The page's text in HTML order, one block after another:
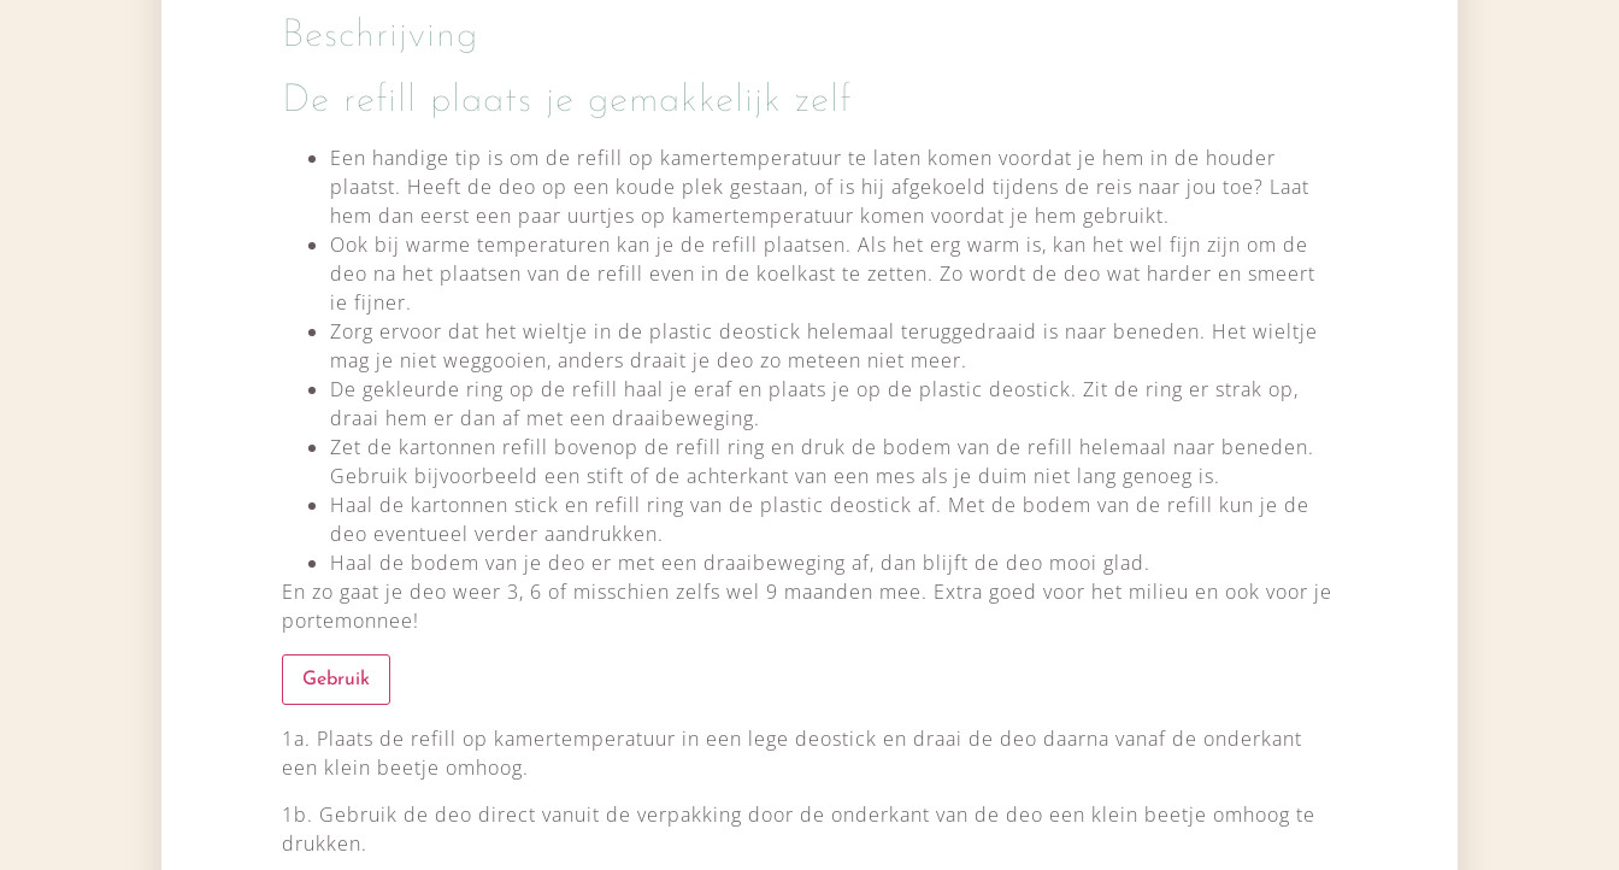
Beschrijving
De refill plaats je gemakkelijk zelf
Een handige tip is om de refill op kamertemperatuur te laten komen voordat je hem in de houder
plaatst. Heeft de deo op een koude plek gestaan, of is hij afgekoeld tijdens de reis naar jou toe? Laat
hem dan eerst een paar uurtjes op kamertemperatuur komen voordat je hem gebruikt.
Ook bij warme temperaturen kan je de refill plaatsen. Als het erg warm is, kan het wel fijn zijn om de
deo na het plaatsen van de refill even in de koelkast te zetten. Zo wordt de deo wat harder en smeert
ie fijner.
Zorg ervoor dat het wieltje in de plastic deostick helemaal teruggedraaid is naar beneden. Het wieltje
mag je niet weggooien, anders draait je deo zo meteen niet meer.
De gekleurde ring op de refill haal je eraf en plaats je op de plastic deostick. Zit de ring er strak op,
draai hem er dan af met een draaibeweging.
Zet de kartonnen refill bovenop de refill ring en druk de bodem van de refill helemaal naar beneden.
Gebruik bijvoorbeeld een stift of de achterkant van een mes als je duim niet lang genoeg is.
Haal de kartonnen stick en refill ring van de plastic deostick af. Met de bodem van de refill kun je de
deo eventueel verder aandrukken.
Haal de bodem van je deo er met een draaibeweging af, dan blijft de deo mooi glad.
En zo gaat je deo weer 3, 6 of misschien zelfs wel 9 maanden mee. Extra goed voor het milieu en ook voor je
portemonnee!
Gebruik
1a. Plaats de refill op kamertemperatuur in een lege deostick en draai de deo daarna vanaf de onderkant
een klein beetje omhoog.
1b. Gebruik de deo direct vanuit de verpakking door de onderkant van de deo een klein beetje omhoog te
drukken.